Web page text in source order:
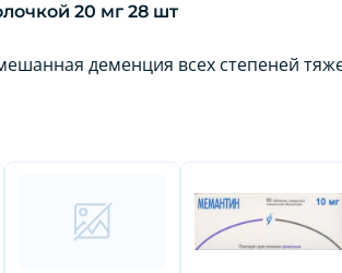
20 мг 28 шт
деменция всех степеней